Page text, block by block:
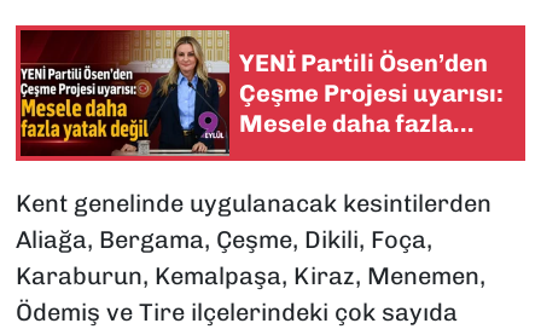
YENİ Partili Ösen’den
Çeşme Projesi uyarısı:
Mesele daha fazla
Kent genelinde uygulanacak kesintilerden
Aliağa, Bergama, Çeşme, Dikili, Foça,
Karaburun, Kemalpaşa, Kiraz, Menemen,
Ödemiş ve Tire ilçelerindeki çok sayıda